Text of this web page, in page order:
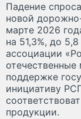
Падение
новой
марте 2026
на 51,3%, до
ассоциации
поддержке
инициативу
продукции.